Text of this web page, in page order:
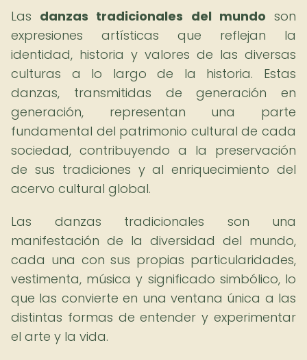
Las danzas tradicionales del mundo son
expresiones artísticas que reflejan la
identidad, historia y valores de las diversas
culturas a lo largo de la historia. Estas
danzas, transmitidas de generación en
generación, representan una parte
fundamental del patrimonio cultural de cada
sociedad, contribuyendo a la preservación
de sus tradiciones y al enriquecimiento del
acervo cultural global.
Las danzas tradicionales son una
manifestación de la diversidad del mundo,
cada una con sus propias particularidades,
vestimenta, música y significado simbólico, lo
que las convierte en una ventana única a las
distintas formas de entender y experimentar
el arte y la vida.